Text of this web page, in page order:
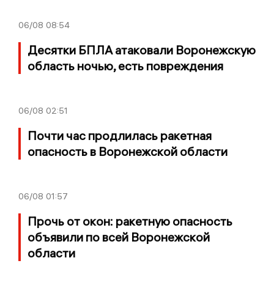
06/08 08:54
Десятки БПЛА атаковали Воронежскую
область ночью, есть повреждения
06/08 02:51
Почти час продлилась ракетная
опасность в Воронежской области
06/08 01:57
Прочь от окон: ракетную опасность
объявили по всей Воронежской
области